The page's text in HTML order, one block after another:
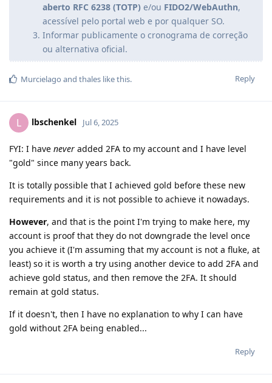
aberto RFC 6238 (TOTP) e/ou FIDO2/WebAuthn,
acessível pelo portal web e por qualquer SO.
Informar publicamente o cronograma de correção
ou alternativa oficial.
Reply
Murcielago and thales like this.
L lbschenkel Jul 6, 2025
FYI: I have never added 2FA to my account and I have level
"gold" since many years back.
It is totally possible that I achieved gold before these new
requirements and it is not possible to achieve it nowadays.
However, and that is the point I'm trying to make here, my
account is proof that they do not downgrade the level once
you achieve it (I'm assuming that my account is not a fluke, at
least) so it is worth a try using another device to add 2FA and
achieve gold status, and then remove the 2FA. It should
remain at gold status.
If it doesn't, then I have no explanation to why I can have
gold without 2FA being enabled...
Reply